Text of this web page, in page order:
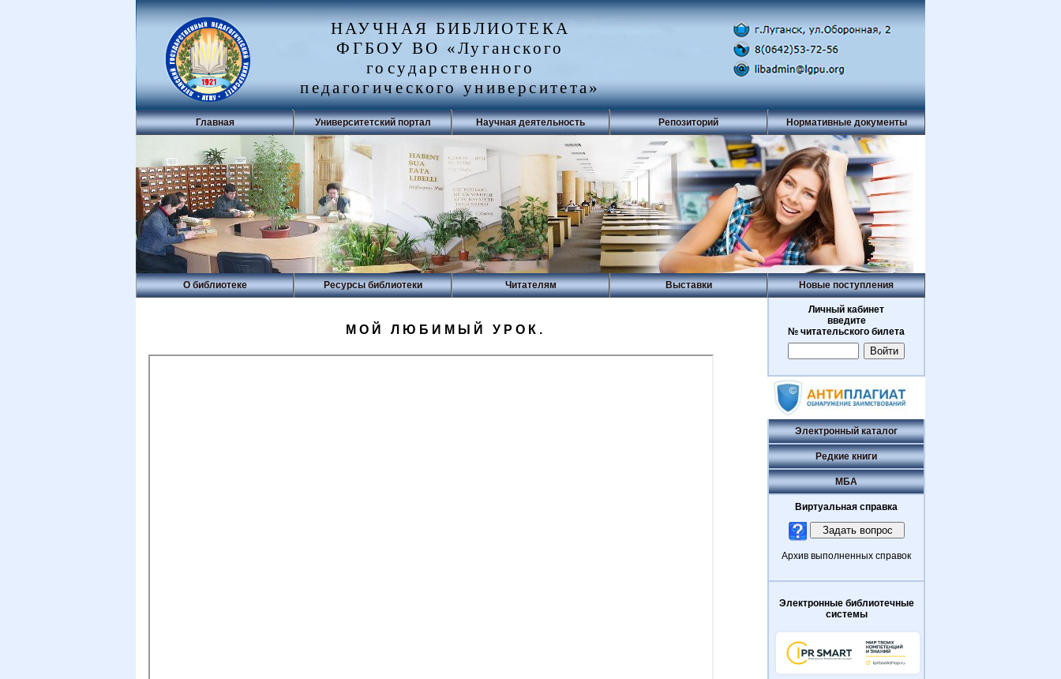
НАУЧНАЯ БИБЛИОТЕКА
ФГБОУ ВО «Луганского
государственного
педагогического университета»
Главная Университетский портал Научная деятельность Репозиторий Нормативные документы
О библиотеке Ресурсы библиотеки Читателям Выставки Новые поступления
МОЙ ЛЮБИМЫЙ УРОК.
Личный кабинет
введите
№ читательского билета
Электронный каталог
Редкие книги
МБА
Виртуальная справка
Архив выполненных справок
Электронные библиотечные
системы